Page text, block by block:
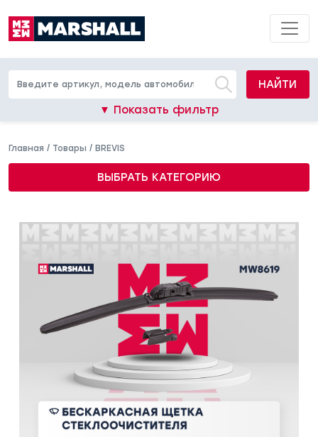
НАЙТИ
▼ Показать фильтр
Главная / Товары / BREVIS
ВЫБРАТЬ КАТЕГОРИЮ